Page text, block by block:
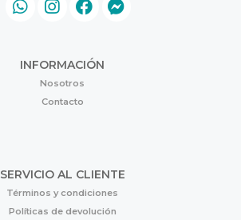
INFORMACIÓN
Nosotros
Contacto
SERVICIO AL CLIENTE
Términos y condiciones
Políticas de devolución